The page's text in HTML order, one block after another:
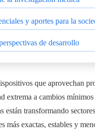
y aportes para la
de desarrollo
que aprovechan
extrema a cambios
están transformando
más exactas, estables y